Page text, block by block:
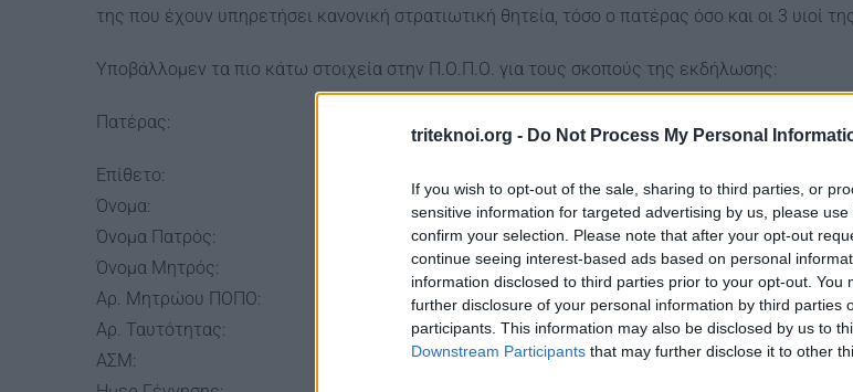
triteknoi.org - Do Not Process My Personal
If you wish to opt-out of the sale, sharing to third parties, or
sensitive information for targeted advertising by us, please
confirm your selection. Please note that after your opt-out
continue seeing interest-based ads based on personal
information disclosed to third parties prior to your opt-out. You
further disclosure of your personal information by third parties
participants. This information may also be disclosed by us to
Downstream Participants that may further disclose it to other
της που έχουν υπηρετήσει κανονική στρατιωτική θητεία, τόσο ο πατέρας όσο και οι 3 υιοί
Υποβάλλομεν τα πιο κάτω στοιχεία στην Π.Ο.Π.Ο. για τους σκοπούς της εκδήλωσης:
Πατέρας:
Επίθετο:
Όνομα:
Όνομα Πατρός:
Όνομα Μητρός:
Αρ. Μητρώου ΠΟΠΟ:
Αρ. Ταυτότητας:
ΑΣΜ: